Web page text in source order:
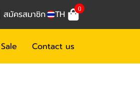
สมัครสมาชิก TH 0
Contact us